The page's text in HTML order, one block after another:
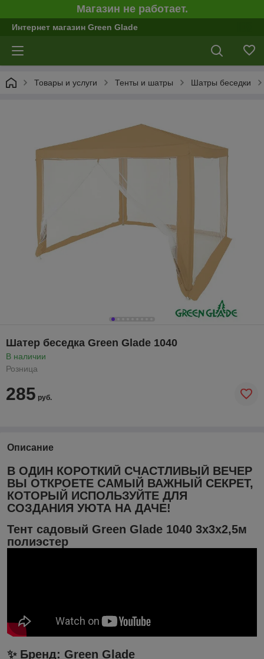
Магазин не работает.
Интернет магазин Green Glade
Товары и услуги Тенты и шатры Шатры беседки
Шатер беседка Green Glade 1040
В наличии
Розница
285 руб.
Описание
В ОДИН КОРОТКИЙ СЧАСТЛИВЫЙ ВЕЧЕР
ВЫ ОТКРОЕТЕ САМЫЙ ВАЖНЫЙ СЕКРЕТ,
КОТОРЫЙ ИСПОЛЬЗУЙТЕ ДЛЯ
СОЗДАНИЯ УЮТА НА ДАЧЕ!
Тент садовый Green Glade 1040 3х3х2,5м
полиэстер
✨ Бренд: Green Glade